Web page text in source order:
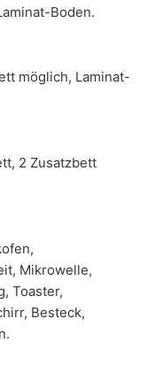
Boden.
möglich, Laminat-
2 Zusatzbett
Mikrowelle,
Toaster,
Besteck,